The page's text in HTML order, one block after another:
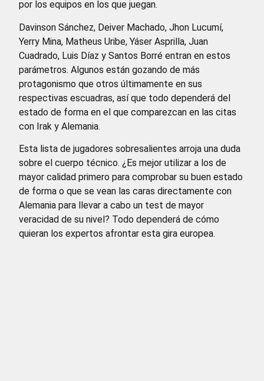
por los equipos en los que juegan.
Davinson Sánchez, Deiver Machado, Jhon Lucumí,
Yerry Mina, Matheus Uribe, Yáser Asprilla, Juan
Cuadrado, Luis Díaz y Santos Borré entran en estos
parámetros. Algunos están gozando de más
protagonismo que otros últimamente en sus
respectivas escuadras, así que todo dependerá del
estado de forma en el que comparezcan en las citas
con Irak y Alemania.
Esta lista de jugadores sobresalientes arroja una duda
sobre el cuerpo técnico. ¿Es mejor utilizar a los de
mayor calidad primero para comprobar su buen estado
de forma o que se vean las caras directamente con
Alemania para llevar a cabo un test de mayor
veracidad de su nivel? Todo dependerá de cómo
quieran los expertos afrontar esta gira europea.